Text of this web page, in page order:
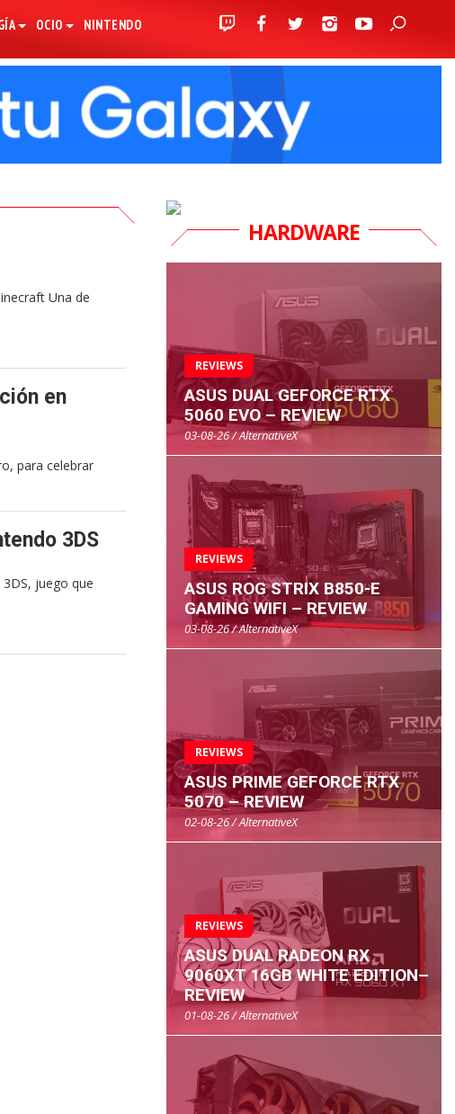
OCIO NINTENDO
Una de
en
para celebrar
3DS
juego que
HARDWARE
REVIEWS
ASUS DUAL GEFORCE RTX
5060 EVO – REVIEW
03-08-26 / AlternativeX
REVIEWS
ASUS ROG STRIX B850-E
GAMING WIFI – REVIEW
03-08-26 / AlternativeX
REVIEWS
ASUS PRIME GEFORCE RTX
5070 – REVIEW
02-08-26 / AlternativeX
REVIEWS
ASUS DUAL RADEON RX
9060XT 16GB WHITE EDITION–
REVIEW
01-08-26 / AlternativeX